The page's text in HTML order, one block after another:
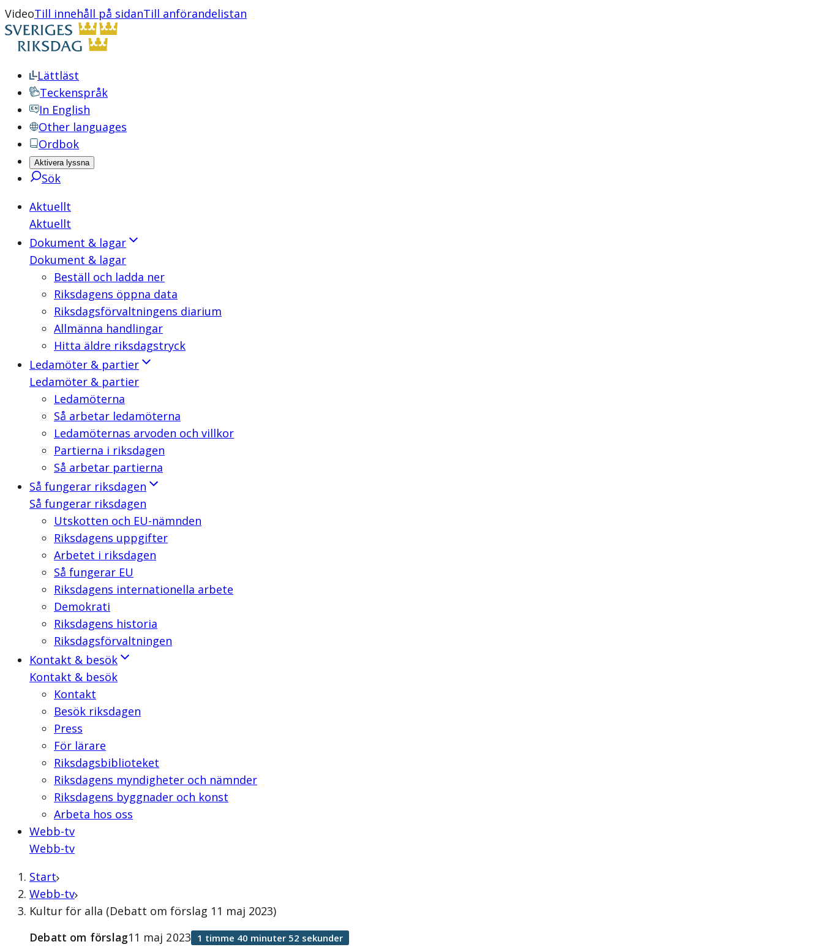
VideoTill innehåll på sidanTill anförandelistan
Lättläst
Teckenspråk
In English
Other languages
Ordbok
Aktivera lyssna
Sök
Aktuellt
Aktuellt
Dokument & lagar
Dokument & lagar
Beställ och ladda ner
Riksdagens öppna data
Riksdagsförvaltningens diarium
Allmänna handlingar
Hitta äldre riksdagstryck
Ledamöter & partier
Ledamöter & partier
Ledamöterna
Så arbetar ledamöterna
Ledamöternas arvoden och villkor
Partierna i riksdagen
Så arbetar partierna
Så fungerar riksdagen
Så fungerar riksdagen
Utskotten och EU-nämnden
Riksdagens uppgifter
Arbetet i riksdagen
Så fungerar EU
Riksdagens internationella arbete
Demokrati
Riksdagens historia
Riksdagsförvaltningen
Kontakt & besök
Kontakt & besök
Kontakt
Besök riksdagen
Press
För lärare
Riksdagsbiblioteket
Riksdagens myndigheter och nämnder
Riksdagens byggnader och konst
Arbeta hos oss
Webb-tv
Webb-tv
Start
Webb-tv
Kultur för alla (Debatt om förslag 11 maj 2023)
Debatt om förslag11 maj 2023 1 timme 40 minuter 52 sekunder